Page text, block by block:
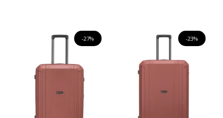
-27% -23%